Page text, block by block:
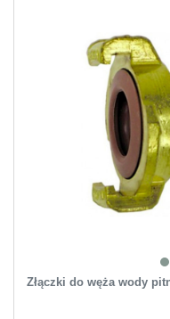
Złączki do węża wody